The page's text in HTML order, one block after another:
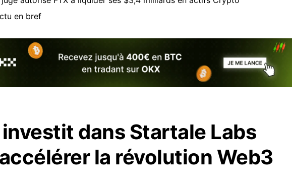
en bref
dans Startale Labs
la révolution Web3